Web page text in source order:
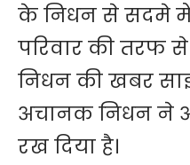
के निधन से सदमे में
परिवार की तरफ
निधन की खबर
अचानक निधन ने
रख दिया है।